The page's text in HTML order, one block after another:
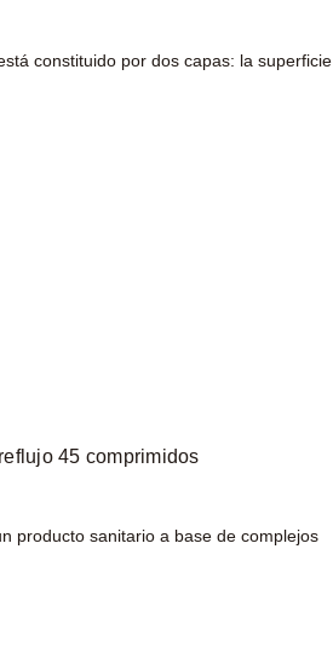
constituido por dos capas: la superficie
45 comprimidos
producto sanitario a base de complejos